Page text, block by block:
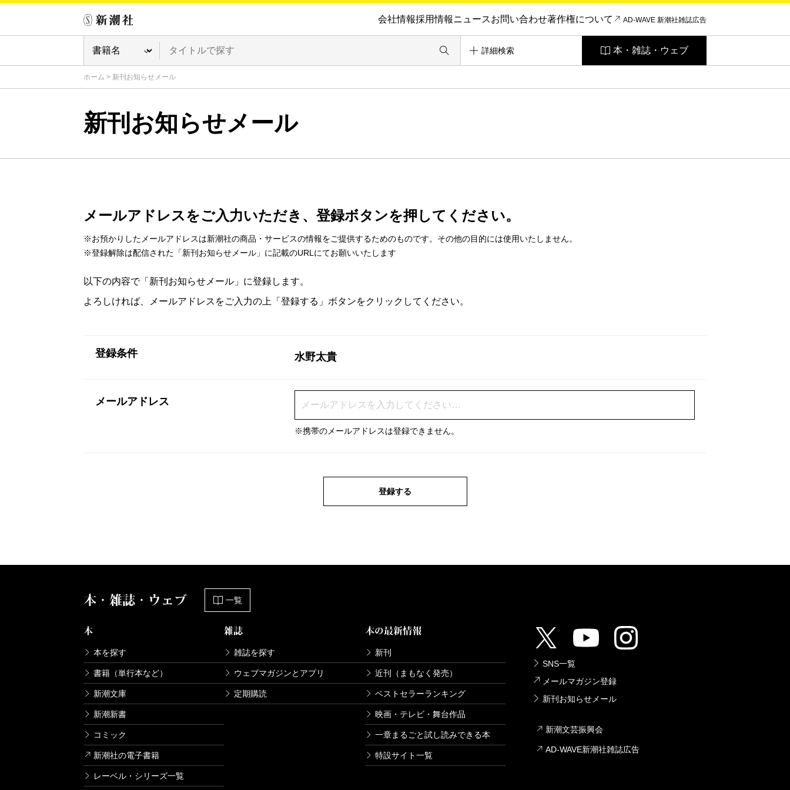
会社情報採用情報ニュースお問い合わせ著作権について AD-WAVE 新潮社雑誌広告
詳細検索 本・雑誌・ウェブ
ホーム > 新刊お知らせメール
新刊お知らせメール
メールアドレスをご入力いただき、登録ボタンを押してください。
※お預かりしたメールアドレスは新潮社の商品・サービスの情報をご提供するためのものです。その他の目的には使用いたしません。
※登録解除は配信された「新刊お知らせメール」に記載のURLにてお願いいたします
以下の内容で「新刊お知らせメール」に登録します。
よろしければ、メールアドレスをご入力の上「登録する」ボタンをクリックしてください。
登録条件 水野太貴
メールアドレス
※携帯のメールアドレスは登録できません。
登録する
本・雑誌・ウェブ 一覧
本
本を探す
書籍（単行本など）
新潮文庫
新潮新書
コミック
新潮社の電子書籍
レーベル・シリーズ一覧
雑誌
雑誌を探す
ウェブマガジンとアプリ
定期購読
本の最新情報
新刊
近刊（まもなく発売）
ベストセラーランキング
映画・テレビ・舞台作品
一章まるごと試し読みできる本
特設サイト一覧
SNS一覧
メールマガジン登録
新刊お知らせメール
新潮文芸振興会
AD-WAVE新潮社雑誌広告